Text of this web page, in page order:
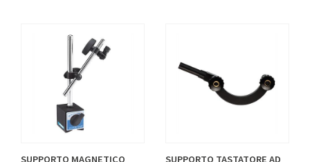
SUPPORTO MAGNETICO
SUPPORTO TASTATORE AD